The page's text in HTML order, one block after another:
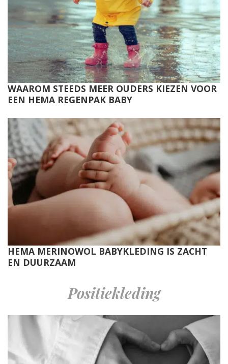
WAAROM STEEDS MEER OUDERS KIEZEN VOOR
EEN HEMA REGENPAK BABY
HEMA MERINOWOL BABYKLEDING IS ZACHT
EN DUURZAAM
Positiekleding